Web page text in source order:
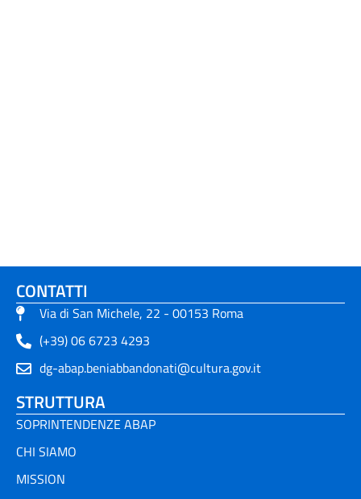
CONTATTI
Via di San Michele, 22 - 00153 Roma
(+39) 06 6723 4293
dg-abap.beniabbandonati@cultura.gov.it
STRUTTURA
SOPRINTENDENZE ABAP
CHI SIAMO
MISSION